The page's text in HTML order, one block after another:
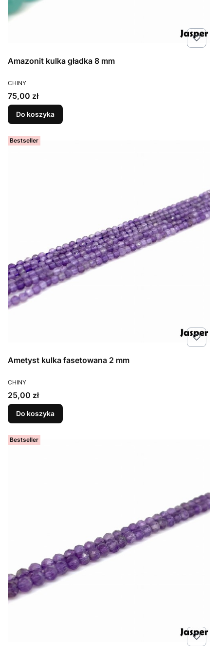
Amazonit kulka gładka 8 mm
PRODUCENT
CHINY
Cena
75,00 zł
Do koszyka
Bestseller
Ametyst kulka fasetowana 2 mm
PRODUCENT
CHINY
Cena
25,00 zł
Do koszyka
Bestseller